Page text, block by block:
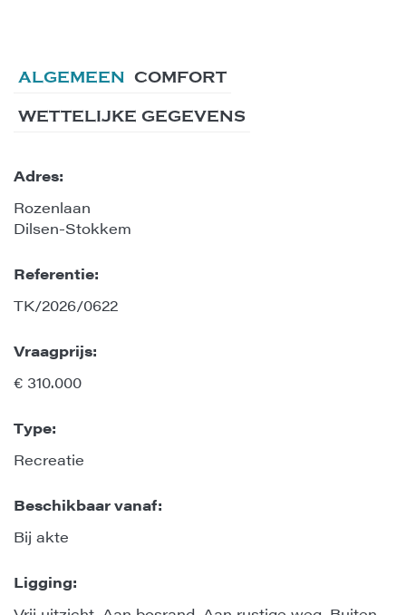
ALGEMEEN COMFORT
WETTELIJKE GEGEVENS
Adres:
Rozenlaan
Dilsen-Stokkem
Referentie:
TK/2026/0622
Vraagprijs:
€ 310.000
Type:
Recreatie
Beschikbaar vanaf:
Bij akte
Ligging: